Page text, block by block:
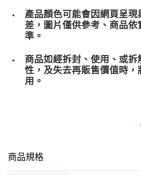
產品顏色可能會因網頁呈
差，圖片僅供參考、商品依
準。
商品如經拆封、使用、或拆
性，及失去再販售價值時，
用。
商品規格